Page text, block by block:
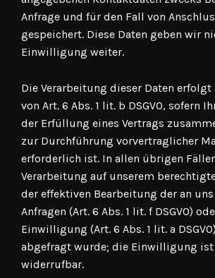
Anfrage und für den Fall von
gespeichert. Diese Daten geben wir
Einwilligung weiter.
Die Verarbeitung dieser Daten erfolgt
von Art. 6 Abs. 1 lit. b DSGVO, sofern
der Erfüllung eines Vertrags
zur Durchführung vorvertraglicher
erforderlich ist. In allen übrigen
Verarbeitung auf unserem
der effektiven Bearbeitung der an
Anfragen (Art. 6 Abs. 1 lit. f DSGVO)
Einwilligung (Art. 6 Abs. 1 lit. a
abgefragt wurde; die Einwilligung
widerrufbar.